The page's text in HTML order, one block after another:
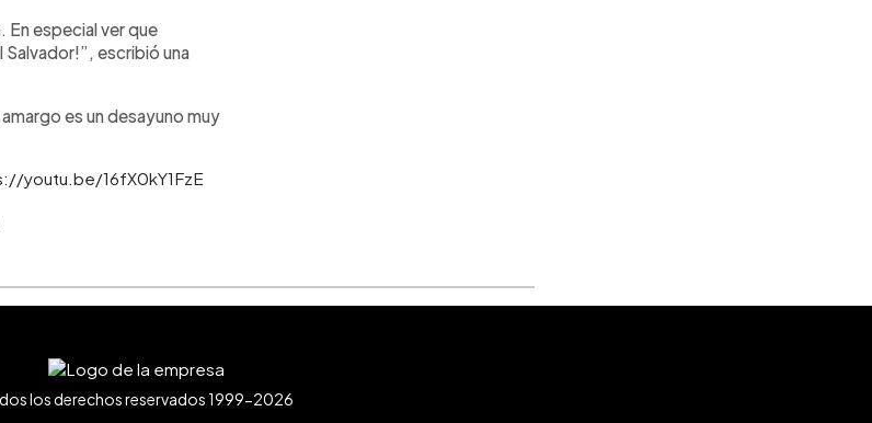
especial ver que
Salvador!”, escribió una
es un desayuno muy
los derechos reservados 1999-2026